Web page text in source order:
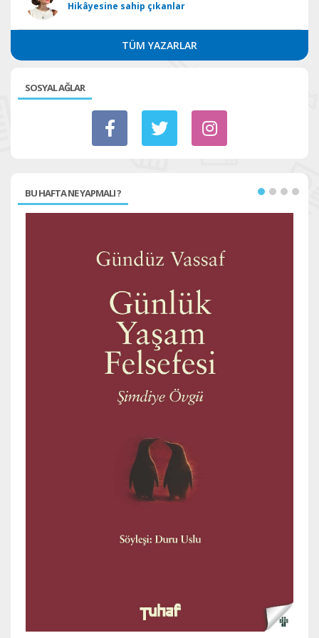
Hikâyesine sahip çıkanlar
TÜM YAZARLAR
SOSYAL AĞLAR
BU HAFTA NE YAPMALI ?